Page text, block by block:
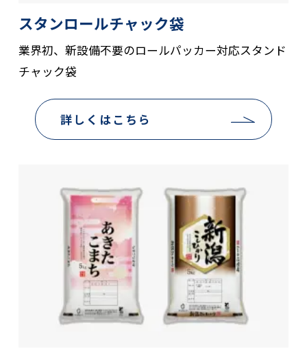
スタンロールチャック袋
業界初、新設備不要のロールパッカー対応スタンド
チャック袋
詳しくはこちら